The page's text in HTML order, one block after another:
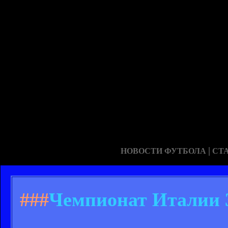
НОВОСТИ ФУТБОЛА |
###Чемпионат Италии